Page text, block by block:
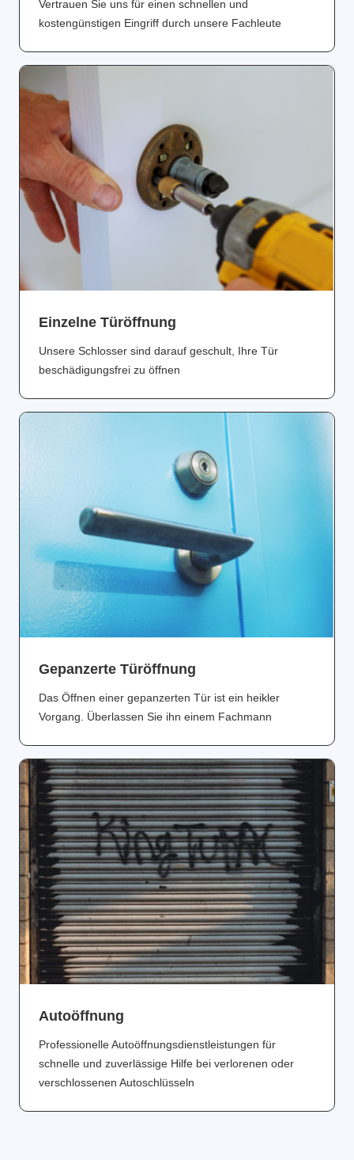
Vertrauen Sie uns für einen schnellen und
kostengünstigen Eingriff durch unsere Fachleute
Einzelne Türöffnung
Unsere Schlosser sind darauf geschult, Ihre Tür
beschädigungsfrei zu öffnen
Gepanzerte Türöffnung
Das Öffnen einer gepanzerten Tür ist ein heikler
Vorgang. Überlassen Sie ihn einem Fachmann
Аutoöffnung
Professionelle Autoöffnungsdienstleistungen für
schnelle und zuverlässige Hilfe bei verlorenen oder
verschlossenen Autoschlüsseln